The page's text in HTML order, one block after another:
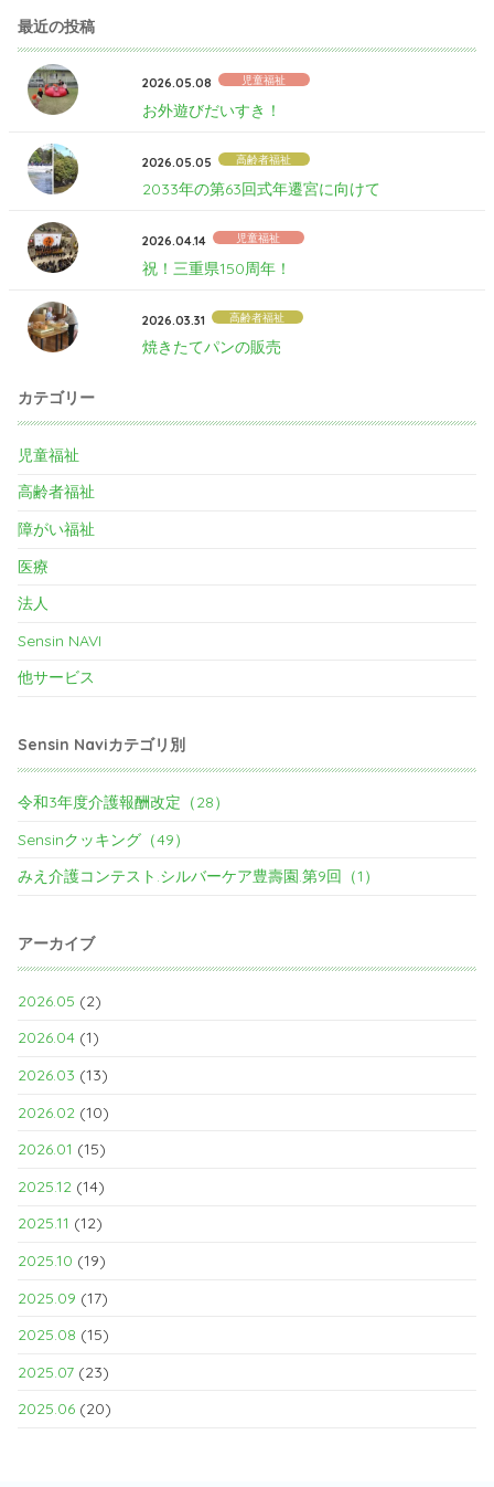
最近の投稿
2026.05.08 児童福祉
お外遊びだいすき！
2026.05.05 高齢者福祉
2033年の第63回式年遷宮に向けて
2026.04.14 児童福祉
祝！三重県150周年！
2026.03.31 高齢者福祉
焼きたてパンの販売
カテゴリー
児童福祉
高齢者福祉
障がい福祉
医療
法人
Sensin NAVI
他サービス
Sensin Naviカテゴリ別
令和3年度介護報酬改定（28）
Sensinクッキング（49）
みえ介護コンテスト.シルバーケア豊壽園.第9回（1）
アーカイブ
2026.05 (2)
2026.04 (1)
2026.03 (13)
2026.02 (10)
2026.01 (15)
2025.12 (14)
2025.11 (12)
2025.10 (19)
2025.09 (17)
2025.08 (15)
2025.07 (23)
2025.06 (20)